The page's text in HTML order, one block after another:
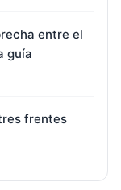
entre el
guía
frentes